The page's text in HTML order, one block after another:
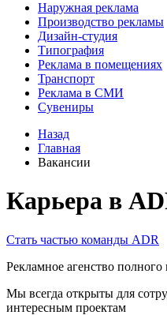
Наружная реклама
Производство рекламы
Дизайн-студия
Типография
Реклама в помещениях
Транспорт
Реклама в СМИ
Сувениры
Назад
Главная
Вакансии
Карьера в
Стать частью команды ADR
Рекламное агенство полного
Мы всегда открыты для
интересным проектам